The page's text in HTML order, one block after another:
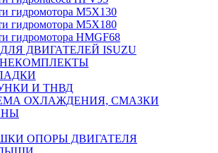
гидромотора M5X130
гидромотора M5X180
гидромотора HMGF68
ДВИГАТЕЛЕЙ ISUZU
И ТНВД
ОХЛАЖДЕНИЯ, СМАЗКИ
ОПОРЫ ДВИГАТЕЛЯ